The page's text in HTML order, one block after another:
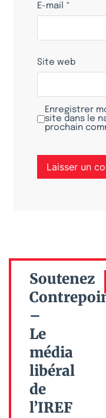
E-mail *
Site web
Enregistrer
site dans le
prochain
Soutenez
–
Le
média
libéral
de
l’IREF